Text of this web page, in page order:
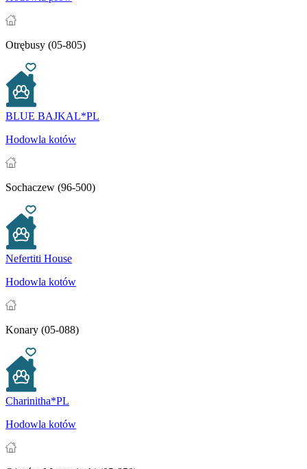
Otrębusy (05-805)
BLUE BAJKAL*PL
Hodowla kotów
Sochaczew (96-500)
Nefertiti House
Hodowla kotów
Konary (05-088)
Charinitha*PL
Hodowla kotów